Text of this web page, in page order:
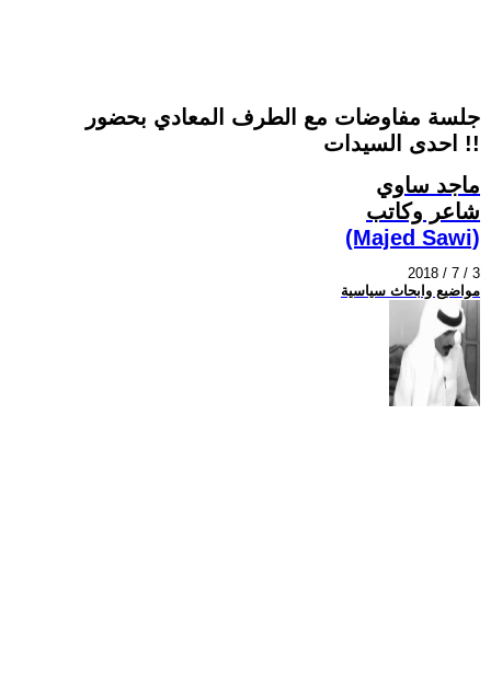
جلسة مفاوضات مع الطرف المعادي بحضور
احدى السيدات !!
ماجد ساوي
شاعر وكاتب
(Majed Sawi)
2018 / 7 / 3
مواضيع وابحاث سياسية